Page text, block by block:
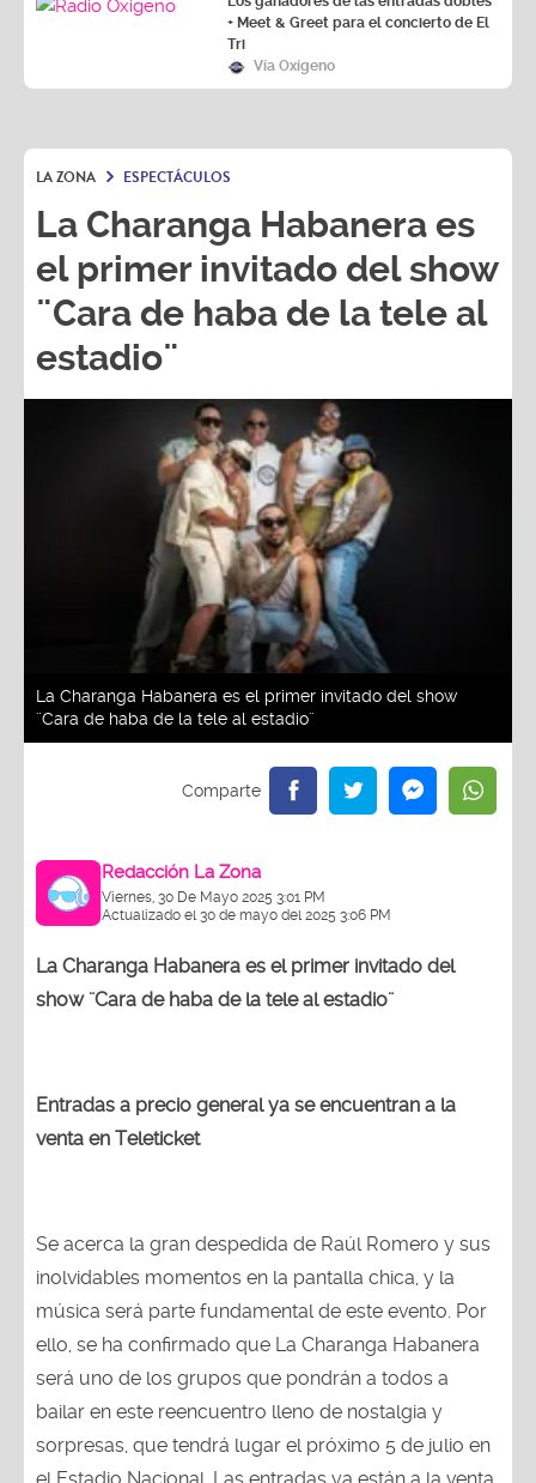
+ Meet & Greet para el concierto de El
Tri
Vía Oxígeno
LA ZONA ESPECTÁCULOS
La Charanga Habanera es
el primer invitado del show
¨Cara de haba de la tele al
estadio¨
La Charanga Habanera es el primer invitado del show
¨Cara de haba de la tele al estadio¨
Redacción La Zona
Viernes, 30 De Mayo 2025 3:01 PM
Actualizado el 30 de mayo del 2025 3:06 PM
La Charanga Habanera es el primer invitado del
show ¨Cara de haba de la tele al estadio¨
Entradas a precio general ya se encuentran a la
venta en Teleticket
Se acerca la gran despedida de Raúl Romero y sus
inolvidables momentos en la pantalla chica, y la
música será parte fundamental de este evento. Por
ello, se ha confirmado que La Charanga Habanera
será uno de los grupos que pondrán a todos a
bailar en este reencuentro lleno de nostalgia y
sorpresas, que tendrá lugar el próximo 5 de julio en